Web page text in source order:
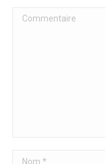
Commentaire
Nom *